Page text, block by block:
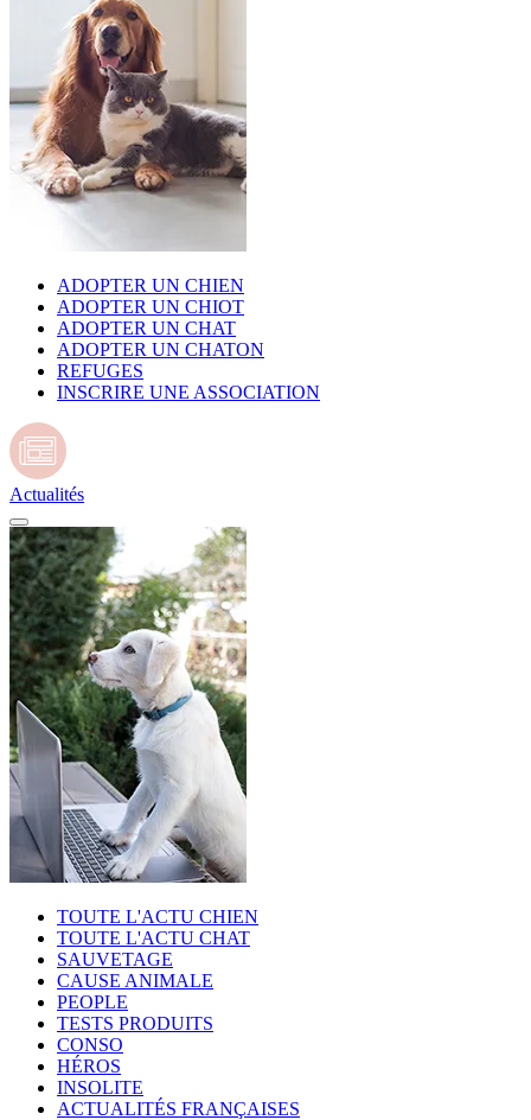
ADOPTER UN CHIEN
ADOPTER UN CHIOT
ADOPTER UN CHAT
ADOPTER UN CHATON
REFUGES
INSCRIRE UNE ASSOCIATION
Actualités
TOUTE L'ACTU CHIEN
TOUTE L'ACTU CHAT
SAUVETAGE
CAUSE ANIMALE
PEOPLE
TESTS PRODUITS
CONSO
HÉROS
INSOLITE
ACTUALITÉS FRANÇAISES